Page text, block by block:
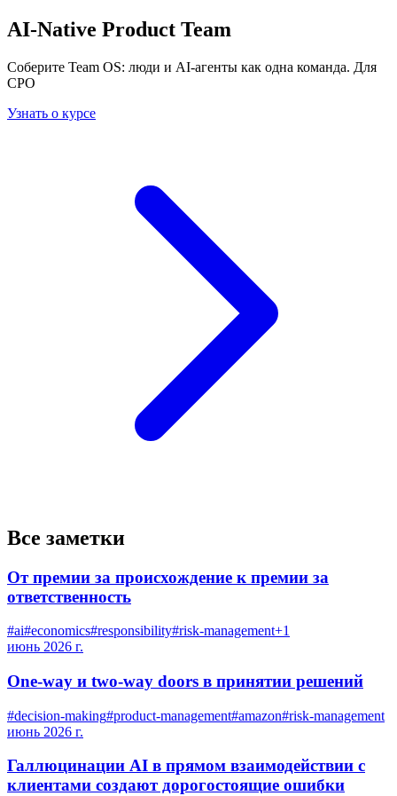
AI-Native Product Team
Соберите Team OS: люди и AI-агенты как одна команда. Для
CPO
Узнать о курсе
Все заметки
От премии за происхождение к премии за
ответственность
#ai#economics#responsibility#risk-management+1
июнь 2026 г.
One-way и two-way doors в принятии решений
#decision-making#product-management#amazon#risk-management
июнь 2026 г.
Галлюцинации AI в прямом взаимодействии с
клиентами создают дорогостоящие ошибки